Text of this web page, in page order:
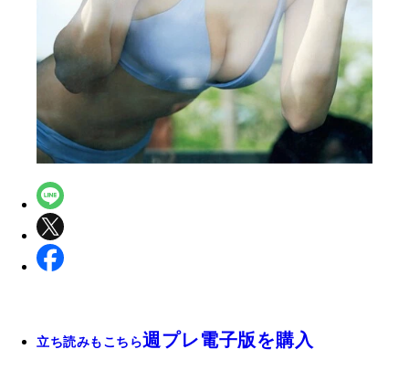
立ち読みもこちら週プレ電子版を購入